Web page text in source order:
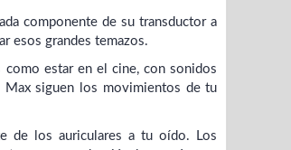
componente de su transductor a
esos grandes temazos.
como estar en el cine, con sonidos
Max siguen los movimientos de tu
de los auriculares a tu oído. Los